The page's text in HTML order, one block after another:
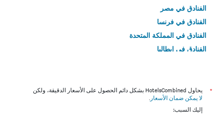
الفنادق في مصر
الفنادق في فرنسا
الفنادق في المملكة المتحدة
الفنادق في إيطاليا
*
يحاول HotelsCombined بشكل دائم الحصول على الأسعار الدقيقة، ولكن
لا يمكن ضمان الأسعار .
إليك السبب: